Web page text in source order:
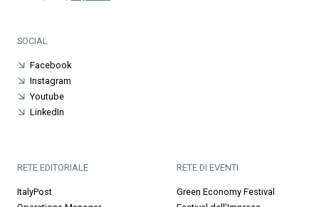
SOCIAL
Facebook
Instagram
Youtube
LinkedIn
RETE EDITORIALE
ItalyPost
RETE DI EVENTI
Green Economy Festival